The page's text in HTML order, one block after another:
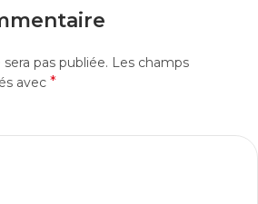
pas publiée. Les champs
avec *